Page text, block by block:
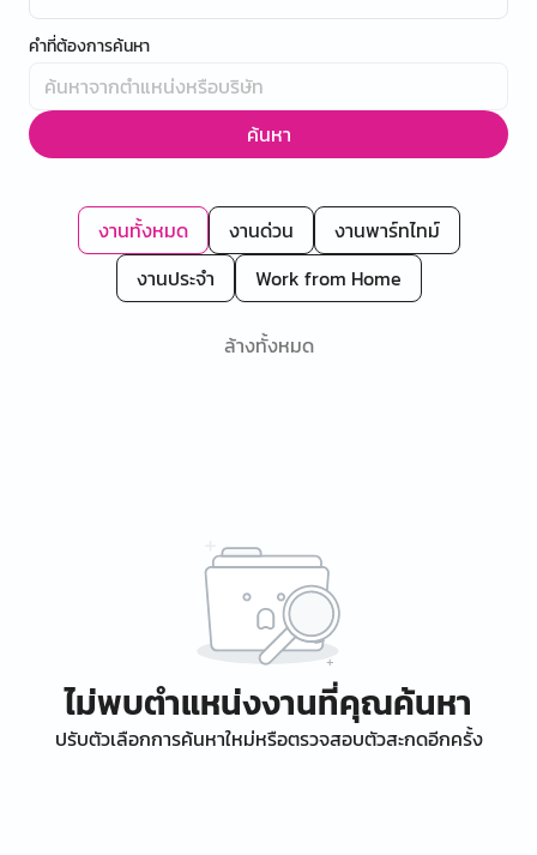
คำที่ต้องการค้นหา
ค้นหา
งานทั้งหมด งานด่วน
งานพาร์ทไทม์
งานประจำ
Work from Home
ล้างทั้งหมด
ไม่พบตำแหน่งงานที่คุณค้นหา
ปรับตัวเลือกการค้นหาใหม่หรือตรวจสอบตัวสะกดอีกครั้ง